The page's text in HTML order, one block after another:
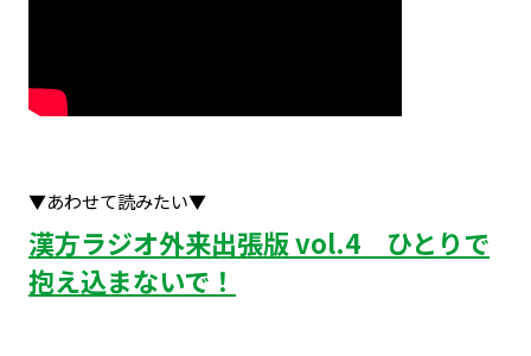
▼あわせて読みたい▼
漢方ラジオ外来出張版 vol.4 ひとりで
抱え込まないで！